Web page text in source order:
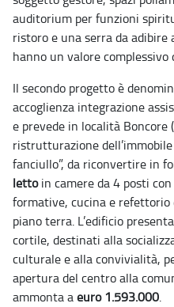
auditorium per funzioni
ristoro e una serra da adibire
hanno un valore complessivo
Il secondo progetto è
accoglienza integrazione
e prevede in località Boncore
ristrutturazione dell’immobile
fanciullo”, da riconvertire in
lettoin camere da 4 posti
formative, cucina e
piano terra. L’edificio
cortile, destinati alla
culturale e alla convivialità,
apertura del centro alla
ammonta aeuro 1.593.000.